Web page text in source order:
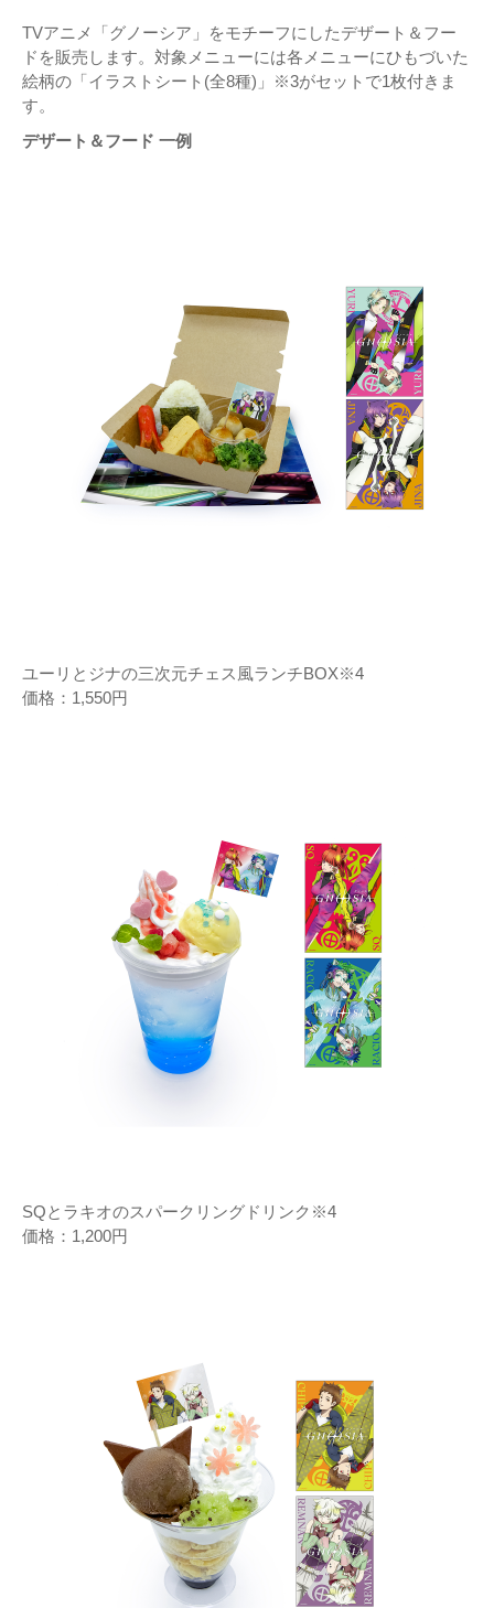
TVアニメ「グノーシア」をモチーフにしたデザート＆フー
ドを販売します。対象メニューには各メニューにひもづいた
絵柄の「イラストシート(全8種)」※3がセットで1枚付きま
す。
デザート＆フード 一例
ユーリとジナの三次元チェス風ランチBOX※4
価格：1,550円
SQとラキオのスパークリングドリンク※4
価格：1,200円